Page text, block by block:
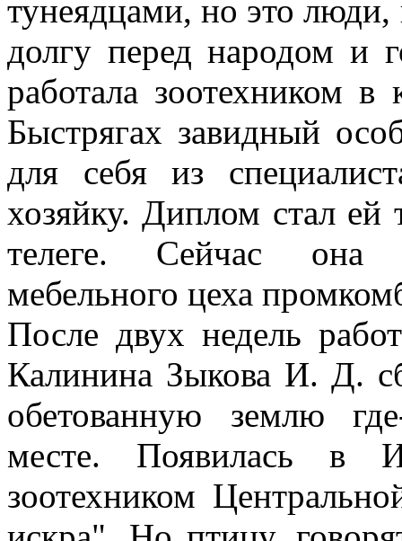
тунеядцами, но это люди,
долгу перед народом и
работала зоотехником
Быстрягах завидный
для себя из
хозяйку. Диплом стал ей
телеге. Сейчас она
мебельного цеха
После двух недель
Калинина Зыкова И. Д.
обетованную землю
месте. Появилась в
зоотехником